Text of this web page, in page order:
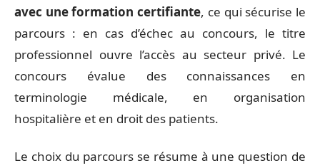
avec une formation certifiante, ce qui sécurise le
parcours : en cas d’échec au concours, le titre
professionnel ouvre l’accès au secteur privé. Le
concours évalue des connaissances en
terminologie médicale, en organisation
hospitalière et en droit des patients.
Le choix du parcours se résume à une question de